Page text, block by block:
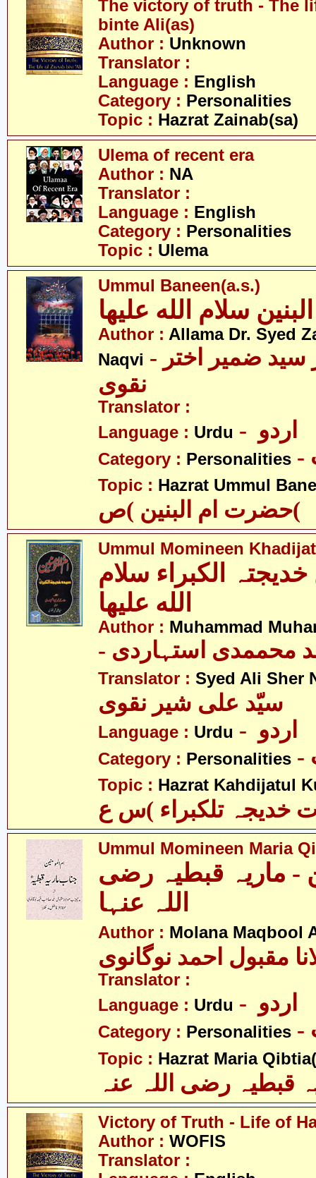
The victory of truth - The
binte Ali(as)
Author : Unknown
Translator :
Language : English
Category : Personalities
Topic : Hazrat Zainab(sa)
Ulema of recent era
Author : NA
Translator :
Language : English
Category : Personalities
Topic : Ulema
Ummul Baneen(a.s.)
Author : Allama Dr. Syed
Naqvi - علامہ ڈاکٹر سید ضمیر اختر
نقوی
Translator :
Language : Urdu
Category : Personalities
Topic : Hazrat Ummul
حضرت ام البنین )ص(
Ummul Momineen
خدیجتہ الکبراء سلام
Author : Muhammad
محممدی استہاردی
Translator : Syed Ali Sher
سیّد علی شیر نقوی
Language : Urdu
Category : Personalities
Topic : Hazrat Kahdijatul
Ummul Momineen Maria
- ماریہ قبطیہ رضی
اللہ عنہا
Author : Molana Maqbool
مقبول احمد نوگانوی
Translator :
Language : Urdu
Category : Personalities
Topic : Hazrat Maria
قبطیہ رضی اللہ عنہ
Victory of Truth - Life of
Author : WOFIS
Translator :